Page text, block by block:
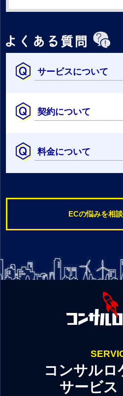
サービスについて
契約について
料金について
ECの悩みを相
コンサルロ
サービス